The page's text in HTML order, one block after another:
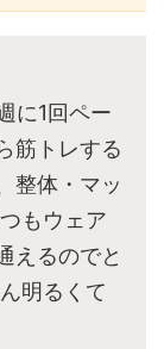
に1回ペー
筋トレする
整体・マッ
もウェア
えるのでと
明るくて